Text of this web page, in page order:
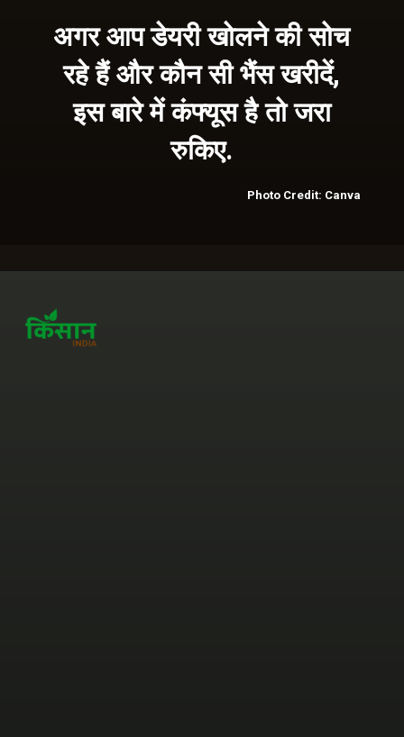
अगर आप डेयरी खोलने की सोच
रहे हैं और कौन सी भैंस खरीदें,
इस बारे में कंफ्यूस है तो जरा
रुकिए.
Photo Credit: Canva